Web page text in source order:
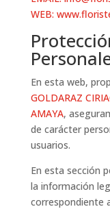
WEB:
En esta web,
GOLDARAZ
AMAYA,
de carácter
usuarios.
En esta sección
la información
correspondiente